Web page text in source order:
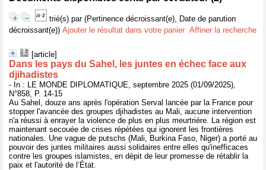
trié(s) par (Pertinence décroissant(e), Date de parution
décroissant(e)) Ajouter le résultat dans votre panier Affiner la recherche
[article]
Dans les pays du Sahel, les juntes en échec face aux
djihadistes
- In : LE MONDE DIPLOMATIQUE, septembre 2025 (01/09/2025),
N°858, P. 14-15
Au Sahel, douze ans après l'opération Serval lancée par la France pour
stopper l'avancée des groupes djihadistes au Mali, aucune intervention
n'a réussi à enrayer la violence de plus en plus meurtrière. La région est
maintenant secouée de crises répétées qui ignorent les frontières
nationales. Une vague de putschs (Mali, Burkina Faso, Niger) a porté au
pouvoir des juntes militaires aussi solidaires entre elles qu'inefficaces
contre les groupes islamistes, en dépit de leur promesse de rétablir la
paix et l'autorité de l’État.